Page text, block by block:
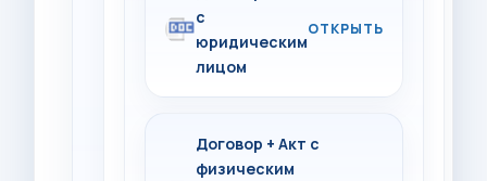
с
юридическим
лицом
Договор + Акт с
физическим